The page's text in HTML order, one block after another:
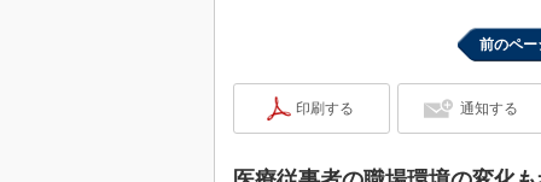
前のペー
印刷する 通知する